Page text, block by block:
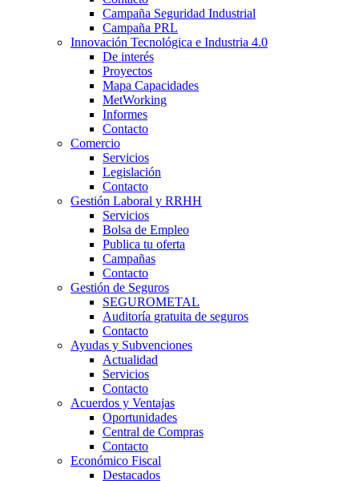
Campaña Seguridad Industrial
Campaña PRL
Innovación Tecnológica e Industria 4.0
De interés
Proyectos
Mapa Capacidades
MetWorking
Informes
Contacto
Comercio
Servicios
Legislación
Contacto
Gestión Laboral y RRHH
Servicios
Bolsa de Empleo
Publica tu oferta
Campañas
Contacto
Gestión de Seguros
SEGUROMETAL
Auditoría gratuita de seguros
Contacto
Ayudas y Subvenciones
Actualidad
Servicios
Contacto
Acuerdos y Ventajas
Oportunidades
Central de Compras
Contacto
Económico Fiscal
Destacados